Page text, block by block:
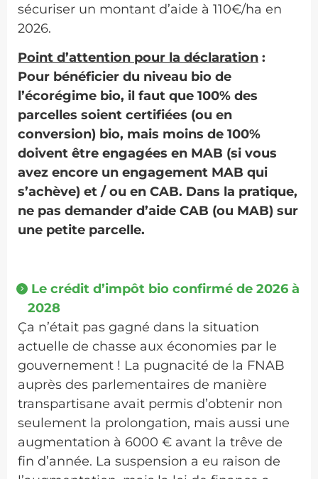
sécuriser un montant d’aide à 110€/ha en
2026.
Point d’attention pour la déclaration :
Pour bénéficier du niveau bio de
l’écorégime bio, il faut que 100% des
parcelles soient certifiées (ou en
conversion) bio, mais moins de 100%
doivent être engagées en MAB (si vous
avez encore un engagement MAB qui
s’achève) et / ou en CAB. Dans la pratique,
ne pas demander d’aide CAB (ou MAB) sur
une petite parcelle.
Le crédit d’impôt bio confirmé de 2026 à
2028
Ça n’était pas gagné dans la situation
actuelle de chasse aux économies par le
gouvernement ! La pugnacité de la FNAB
auprès des parlementaires de manière
transpartisane avait permis d’obtenir non
seulement la prolongation, mais aussi une
augmentation à 6000 € avant la trêve de
fin d’année. La suspension a eu raison de